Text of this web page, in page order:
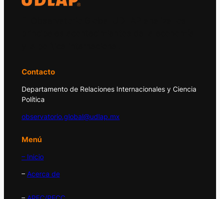
Contacto
Departamento de Relaciones Internacionales y Ciencia
Política
observatorio.global@udlap.mx
Menú
– Inicio
– Acerca de